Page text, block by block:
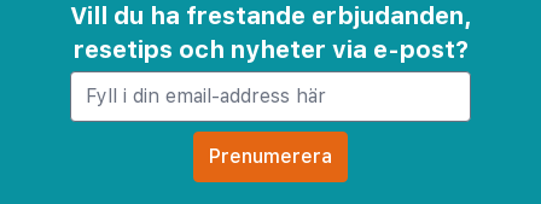
Vill du ha frestande erbjudanden,
resetips och nyheter via e-post?